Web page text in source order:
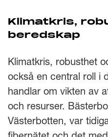
Klimatkris,
beredskap
Klimatkris, robusthet
också en central roll i
handlar om vikten av
och resurser.
Västerbotten, var